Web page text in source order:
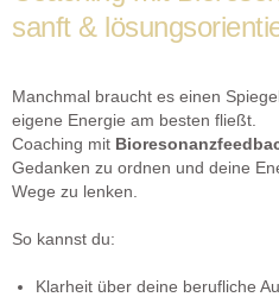
sanft &
Manchmal braucht es einen
eigene Energie am besten fließt.
Coaching mit
Gedanken zu ordnen und deine
Wege zu lenken.
So kannst du:
Klarheit über deine berufliche